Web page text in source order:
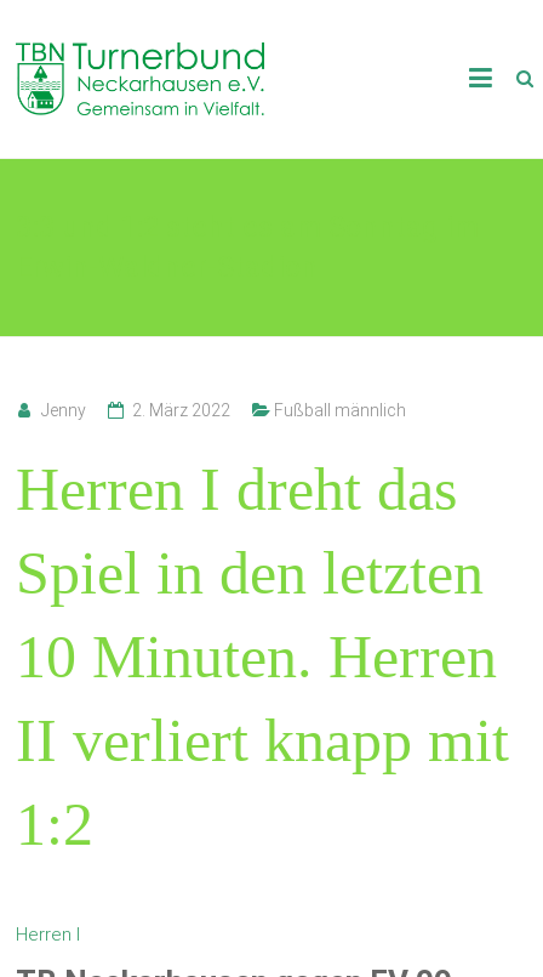
content
TB
Neckarhausen
Jenny 2. März 2022 Fußball männlich
Herren I dreht das
Spiel in den letzten
10 Minuten. Herren
II verliert knapp mit
1:2
Herren I